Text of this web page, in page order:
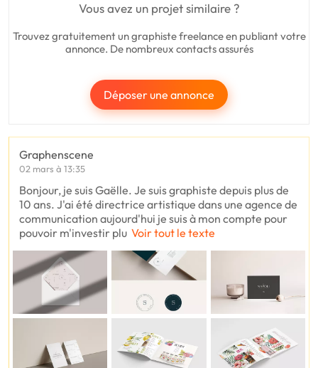
Vous avez un projet similaire ?
Trouvez gratuitement un graphiste freelance en publiant votre
annonce. De nombreux contacts assurés
Déposer une annonce
Graphenscene
02 mars à 13:35
Bonjour, je suis Gaëlle. Je suis graphiste depuis plus de
10 ans. J'ai été directrice artistique dans une agence de
communication aujourd'hui je suis à mon compte pour
pouvoir m'investir plu Voir tout le texte